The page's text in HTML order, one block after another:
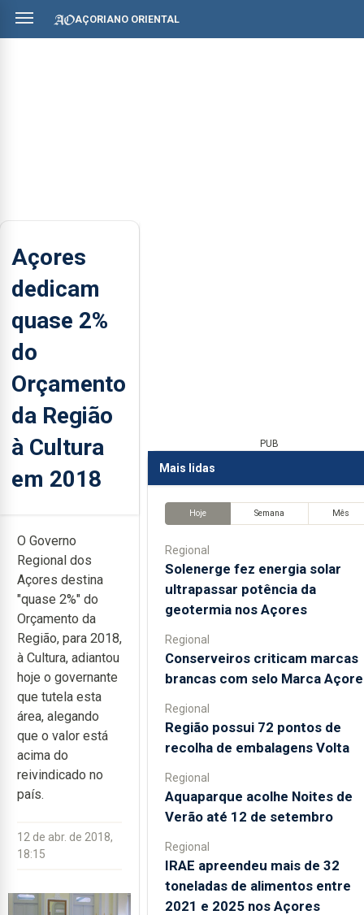
AÇORIANO ORIENTAL
Açores
dedicam
quase 2%
do
Orçamento
da Região
à Cultura
em 2018
O Governo
Regional dos
Açores destina
"quase 2%" do
Orçamento da
Região, para 2018,
à Cultura, adiantou
hoje o governante
que tutela esta
área, alegando
que o valor está
acima do
reivindicado no
país.
12 de abr. de 2018,
18:15
PUB
Mais lidas
Hoje Semana Mês
Regional
Solenerge fez energia solar
ultrapassar potência da
geotermia nos Açores
Regional
Conserveiros criticam marcas
brancas com selo Marca
Regional
Região possui 72 pontos de
recolha de embalagens Volta
Regional
Aquaparque acolhe Noites de
Verão até 12 de setembro
Regional
IRAE apreendeu mais de 32
toneladas de alimentos entre
2021 e 2025 nos Açores